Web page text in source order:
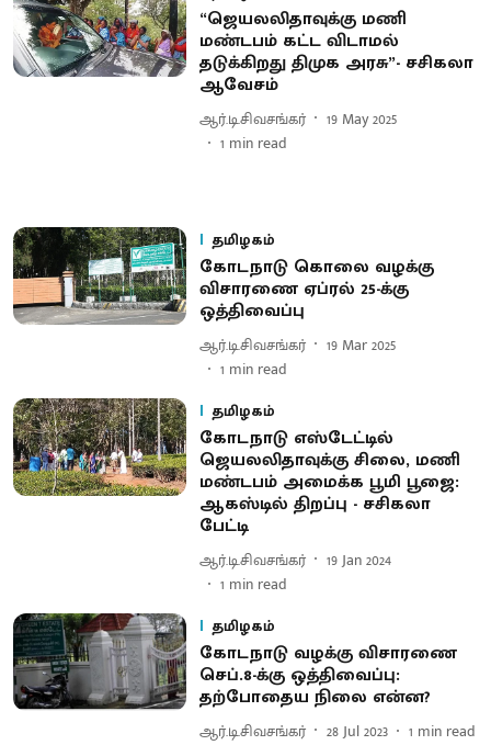
“ஜெயலலிதாவுக்கு மணி
மண்டபம் கட்ட விடாமல்
தடுக்கிறது திமுக அரசு”- சசிகலா
ஆவேசம்
ஆர்.டி.சிவசங்கர்
19 May 2025
1 min read
தமிழகம்
கோடநாடு கொலை வழக்கு
விசாரணை ஏப்ரல் 25-க்கு
ஒத்திவைப்பு
ஆர்.டி.சிவசங்கர்
19 Mar 2025
1 min read
தமிழகம்
கோடநாடு எஸ்டேட்டில்
ஜெயலலிதாவுக்கு சிலை, மணி
மண்டபம் அமைக்க பூமி பூஜை:
ஆகஸ்டில் திறப்பு - சசிகலா
பேட்டி
ஆர்.டி.சிவசங்கர்
19 Jan 2024
1 min read
தமிழகம்
கோடநாடு வழக்கு விசாரணை
செப்.8-க்கு ஒத்திவைப்பு:
தற்போதைய நிலை என்ன?
ஆர்.டி.சிவசங்கர் 28 Jul 2023 1 min read